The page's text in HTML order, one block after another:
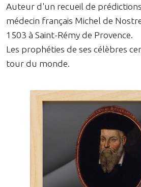
Auteur d'un recueil de
médecin français Michel de
1503 à Saint-Rémy de Provence.
Les prophéties de ses célèbres
tour du monde.